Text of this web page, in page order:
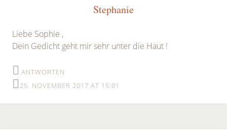
Stephanie
Liebe Sophie ,
Dein Gedicht geht mir sehr unter die Haut !
ANTWORTEN
25. NOVEMBER 2017 AT 15:01